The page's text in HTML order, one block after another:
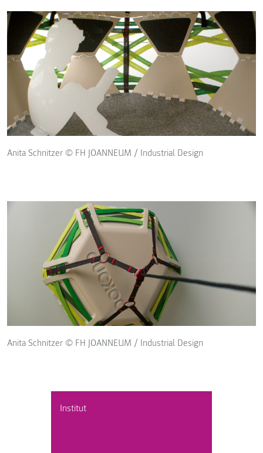
Institut
Anita Schnitzer © FH JOANNEUM / Industrial Design
Anita Schnitzer © FH JOANNEUM / Industrial Design